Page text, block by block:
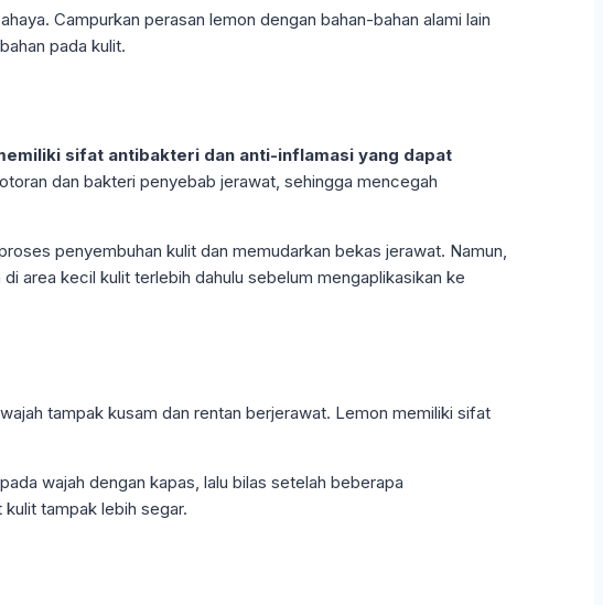
Campurkan perasan lemon dengan bahan-bahan alami lain
pada kulit.
sifat antibakteri dan anti-inflamasi yang dapat
dan bakteri penyebab jerawat, sehingga mencegah
penyembuhan kulit dan memudarkan bekas jerawat. Namun,
area kecil kulit terlebih dahulu sebelum mengaplikasikan ke
tampak kusam dan rentan berjerawat. Lemon memiliki sifat
wajah dengan kapas, lalu bilas setelah beberapa
tampak lebih segar.